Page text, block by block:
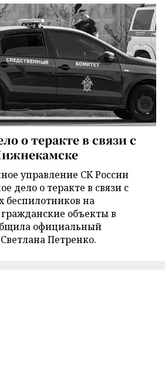
о теракте в связи с
управление СК России
дело о теракте в связи с
беспилотников на
объекты в
официальный
Петренко.